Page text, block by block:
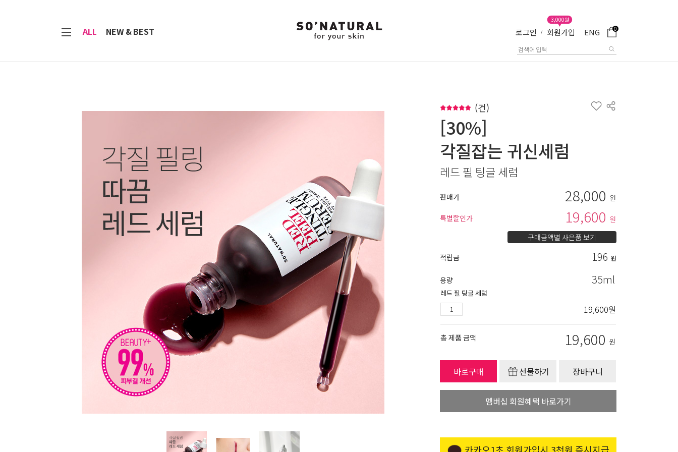
ALL NEW & BEST 로그인 / 회원가입
3,000원
ENG 0
(건)
[30%]
각질잡는 귀신세럼
레드 필 팅글 세럼
판매가 28,000 원
특별할인가
19,600 원
구매금액별 사은품 보기
적립금
196 원
용량 35ml
레드 필 팅글 세럼
19,600원
총 제품 금액 19,600 원
바로구매 선물하기 장바구니
멤버십 회원혜택 바로가기